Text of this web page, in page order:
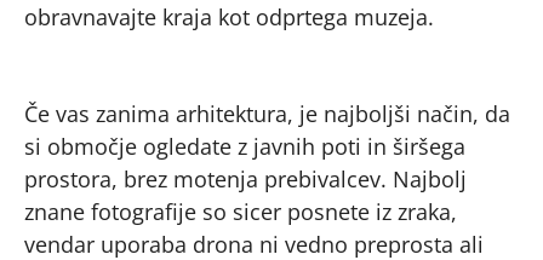
obravnavajte kraja kot odprtega muzeja.
Če vas zanima arhitektura, je najboljši način, da
si območje ogledate z javnih poti in širšega
prostora, brez motenja prebivalcev. Najbolj
znane fotografije so sicer posnete iz zraka,
vendar uporaba drona ni vedno preprosta ali